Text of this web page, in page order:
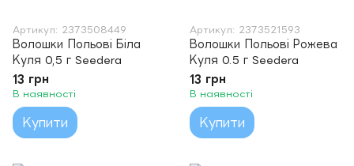
Артикул: 2373508449
Волошки Польові Біла
Куля 0,5 г Seedera
13 грн
В наявності
Купити
Артикул: 2373521593
Волошки Польові Рожева
Куля 0.5 г Seedera
13 грн
В наявності
Купити